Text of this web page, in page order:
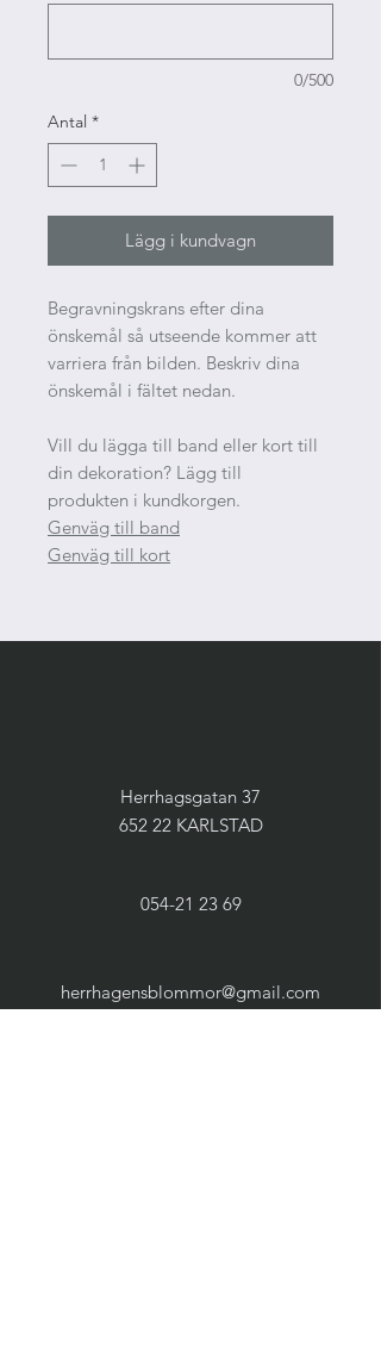
0/500
Antal *
Lägg i kundvagn
Begravningskrans efter dina
önskemål så utseende kommer att
varriera från bilden. Beskriv dina
önskemål i fältet nedan.
Vill du lägga till band eller kort till
din dekoration? Lägg till
produkten i kundkorgen.
Genväg till band
Genväg till kort
Herrhagsgatan 37
652 22 KARLSTAD
054-21 23 69
herrhagensblommor@gmail.com